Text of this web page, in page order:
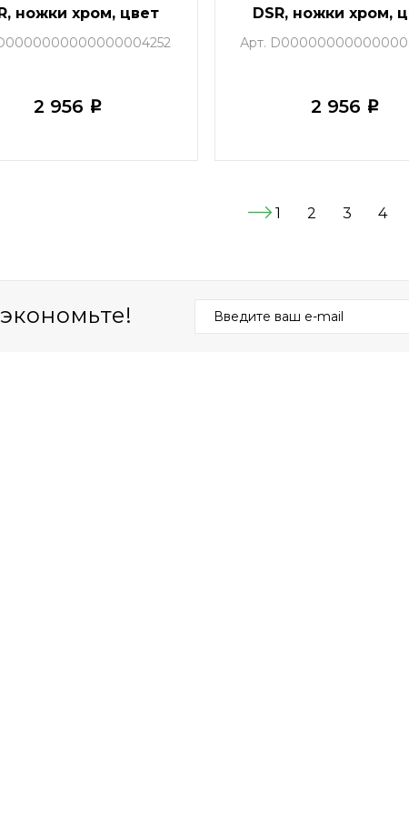
ножки хром, цвет
(P-04)
2 956 i
DSR, ножки хром,
мятный (NX-G-
Арт.
2 956 i
1 2 3 4